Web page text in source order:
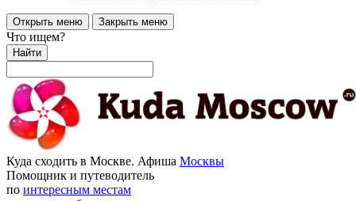
Открыть меню Закрыть меню
Что ищем?
Найти
Куда сходить в Москве. Афиша Москвы
Помощник и путеводитель
по интересным местам